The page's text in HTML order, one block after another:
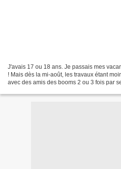
J'avais 17 ou 18 ans. Je passais mes
! Mais dès la mi-août, les travaux étant
avec des amis des booms 2 ou 3 fois par